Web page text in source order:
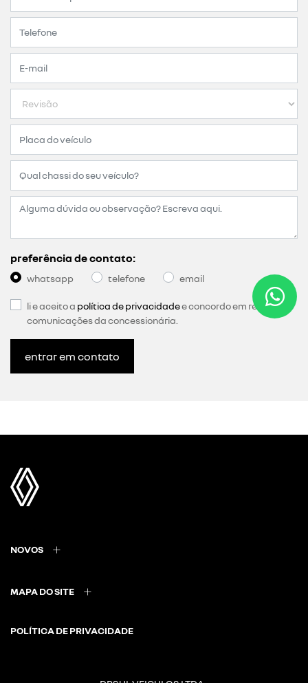
preferência de contato:
whatsapp telefone email
li e aceito a política de privacidadee concordo em receber
comunicações da concessionária.
entrar em contato
NOVOS
MAPA DO SITE
POLÍTICA DE PRIVACIDADE